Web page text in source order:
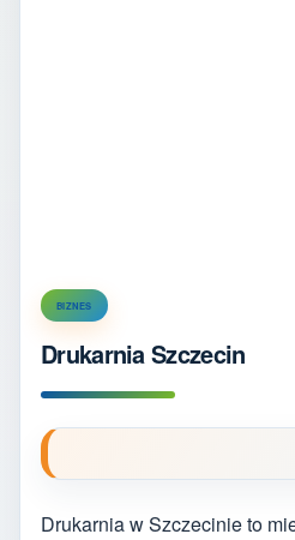
BIZNES
Drukarnia Szczecin
Drukarnia w Szczecinie to